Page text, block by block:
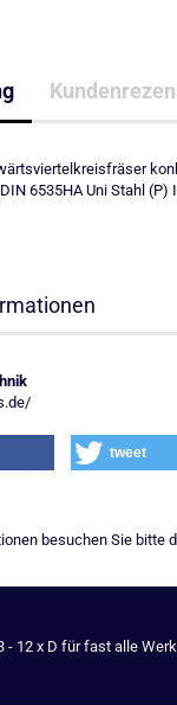
6535HA Uni Stahl (P)
tweet
besuchen Sie bitte
- 12 x D für fast alle